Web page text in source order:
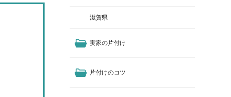
滋賀県
実家の片付け
片付けのコツ